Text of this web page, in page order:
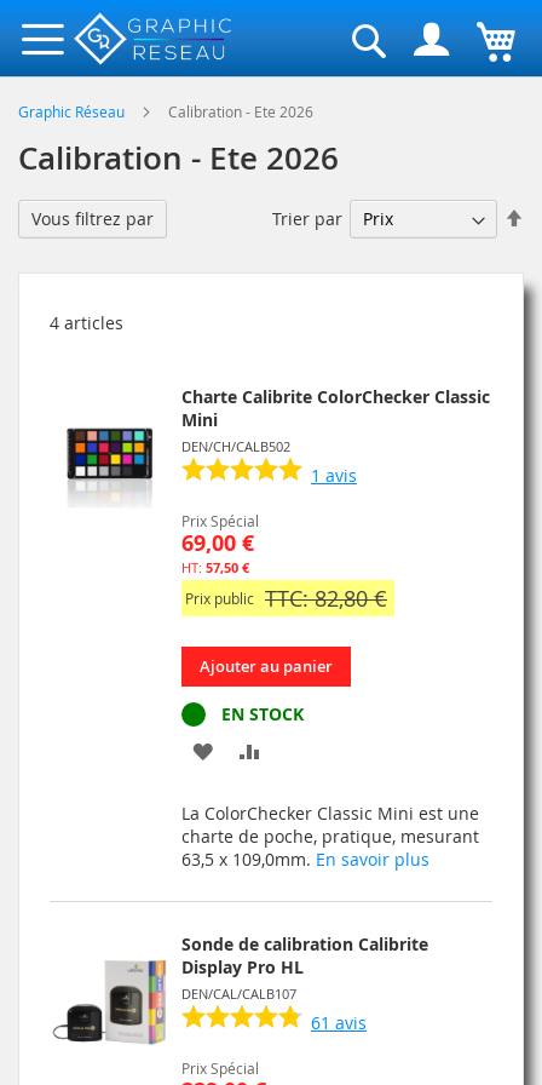
Rechercher
Graphic Réseau Calibration - Ete 2026
Calibration - Ete 2026
4 articles
Trier par
Charte Calibrite ColorChecker Classic
Mini
DEN/CH/CALB502
1 avis
Prix Spécial
69,00 €
57,50 €
Prix public TTC: 82,80 €
Ajouter au panier
EN STOCK
AJOUTER
MA
COMPARATEUR
La ColorChecker Classic Mini est une
charte de poche, pratique, mesurant
63,5 x 109,0mm. En savoir plus
Sonde de calibration Calibrite
Display Pro HL
DEN/CAL/CALB107
61 avis
Prix Spécial
Vous filtrez par